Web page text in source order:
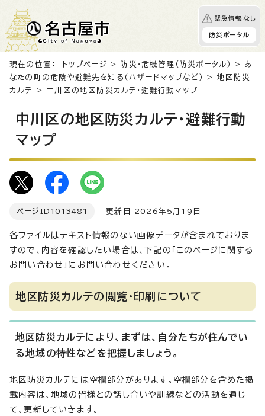
緊急情報なし
防災ポータル
現在の位置： トップページ > 防災・危機管理（防災ポータル） > あ
なたの町の危険や避難先を知る(ハザードマップなど)
> 地区防災
カルテ
> 中川区の地区防災カルテ・避難行動マップ
中川区の地区防災カルテ・避難行動
マップ
ページID 1013481 更新日 2026年5月19日
各ファイルはテキスト情報のない画像データが含まれておりま
すので、内容を確認したい場合は、下記の「このページに関する
お問い合わせ」にお問い合わせください。
地区防災カルテの閲覧・印刷について
地区防災カルテにより、まずは、自分たちが住んでい
る地域の特性などを把握しましょう。
地区防災カルテには空欄部分があります。空欄部分を含めた掲
載内容は、地域の皆様との話し合いや訓練などの活動を通じ
て、更新していきます。